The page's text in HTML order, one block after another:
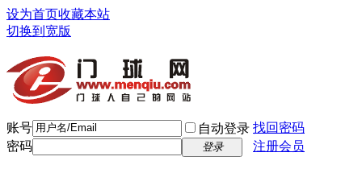
设为首页收藏本站
切换到宽版
账号 自动登录 找回密码
密码
登录 注册会员